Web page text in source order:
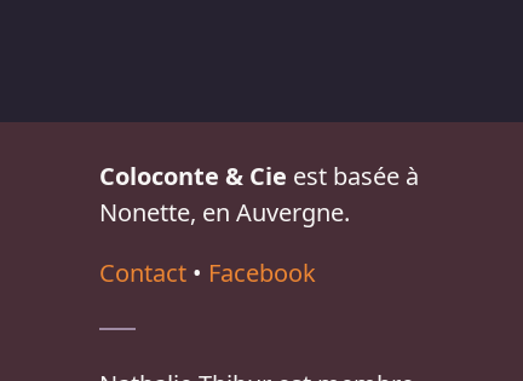
Coloconte & Cie est basée à
Nonette, en Auvergne.
Contact • Facebook